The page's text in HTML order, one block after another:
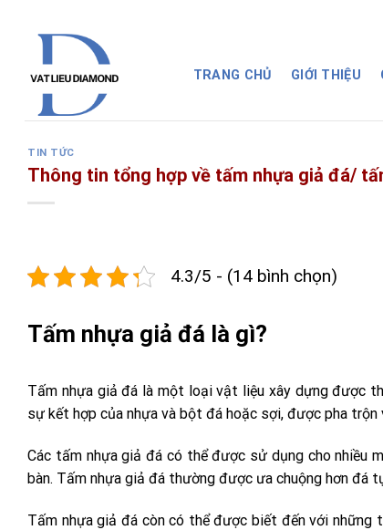
TRANG CHỦ GIỚI THIỆU
TIN TỨC
Thông tin tổng hợp về tấm nhựa giả đá/
4.3/5 - (14 bình chọn)
Tấm nhựa giả đá là gì?
Tấm nhựa giả đá là một loại vật liệu xây dựng được
sự kết hợp của nhựa và bột đá hoặc sợi, được pha
Các tấm nhựa giả đá có thể được sử dụng cho nhiều
bàn. Tấm nhựa giả đá thường được ưa chuộng hơn đá
Tấm nhựa giả đá còn có thể được biết đến với